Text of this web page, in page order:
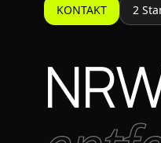
KONTAKT 2